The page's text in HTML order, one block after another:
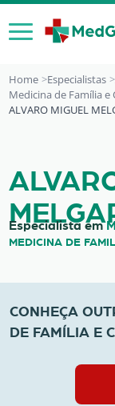
Ir para o conteúdo
Home Especialistas
Medicina de Família
ALVARO MIGUEL
ALVARO
Especialista em
MEDICINA DE
CONHEÇA
DE FAMÍLIA E